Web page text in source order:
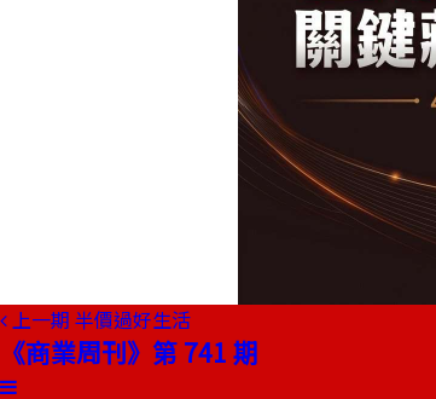
上一期 半價過好生活
《商業周刊》第 741 期